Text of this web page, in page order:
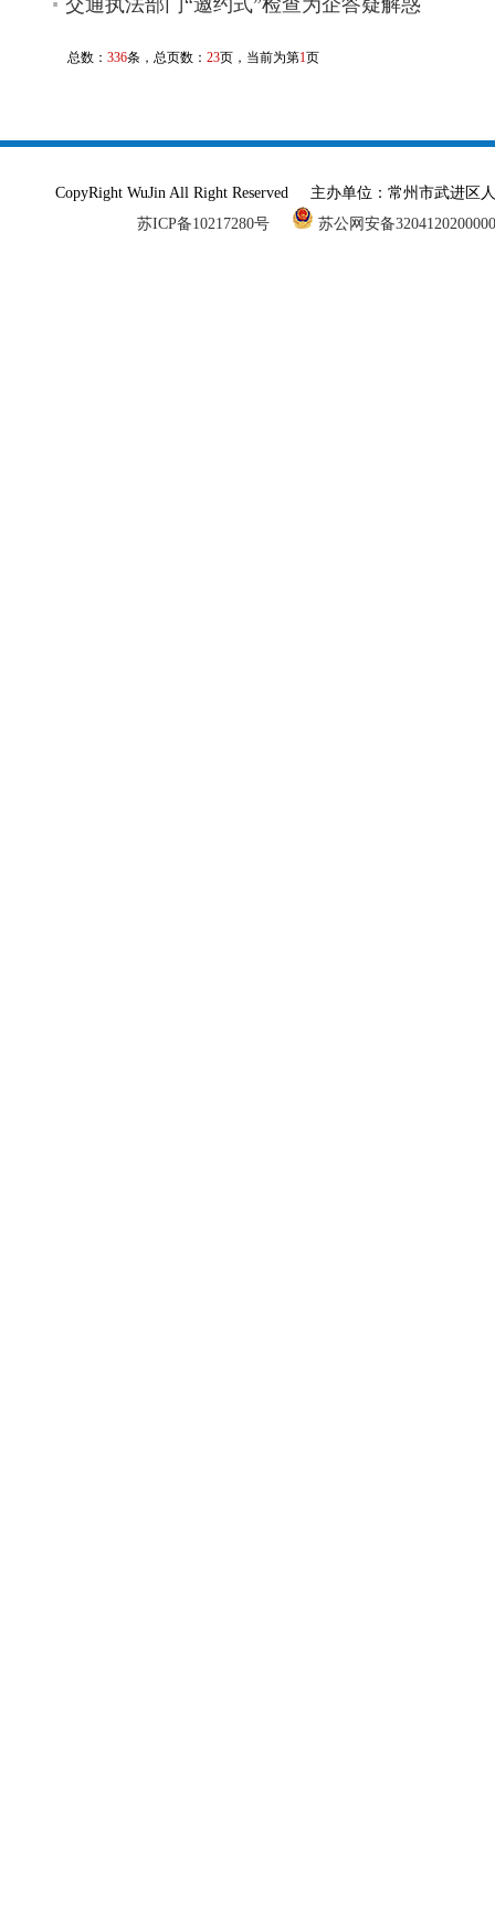
交通执法部门“邀约式”检查为企答疑解惑
总数： 336条，总页数： 23页，当前为第1页
CopyRight WuJin All Right Reserved 主办单位：常州市武进
苏ICP备10217280号
苏公网安备